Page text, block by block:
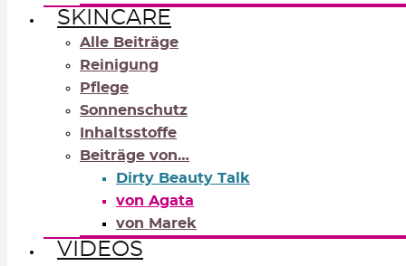
SKINCARE
Alle Beiträge
Reinigung
Pflege
Sonnenschutz
Inhaltsstoffe
Beiträge von…
Dirty Beauty Talk
von Agata
von Marek
VIDEOS